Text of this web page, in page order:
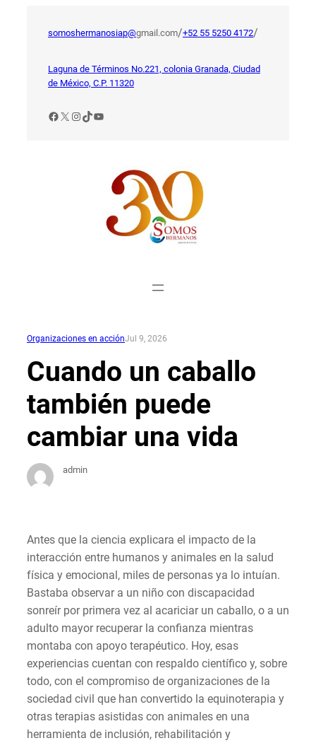
somoshermanosiap@gmail.com/+52 55 5250 4172/
Laguna de Términos No.221, colonia Granada, Ciudad
de México, C.P. 11320
Facebook
X Instagram
TikTok
YouTube
Organizaciones en acciónJul 9, 2026
Cuando un caballo
también puede
cambiar una vida
admin
Antes que la ciencia explicara el impacto de la
interacción entre humanos y animales en la salud
física y emocional, miles de personas ya lo intuían.
Bastaba observar a un niño con discapacidad
sonreír por primera vez al acariciar un caballo, o a un
adulto mayor recuperar la confianza mientras
montaba con apoyo terapéutico. Hoy, esas
experiencias cuentan con respaldo científico y, sobre
todo, con el compromiso de organizaciones de la
sociedad civil que han convertido la equinoterapia y
otras terapias asistidas con animales en una
herramienta de inclusión, rehabilitación y